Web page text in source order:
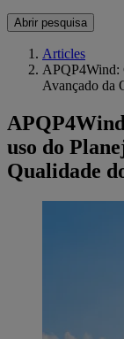
Abrir pesquisa
Articles
APQP4Wind:
Avançado da
uso do
Qualidade